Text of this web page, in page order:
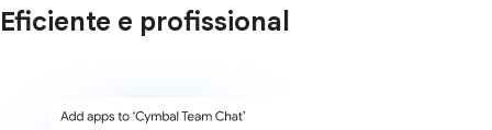
Eficiente e profissional